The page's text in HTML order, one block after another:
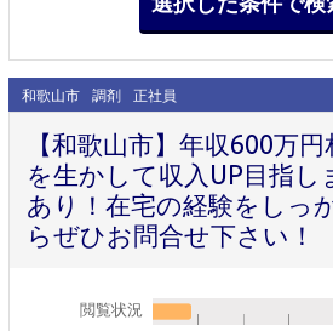
和歌山市 調剤 正社員
【和歌山市】年収600万
を生かして収入UP目指し
あり！在宅の経験をしっ
らぜひお問合せ下さい！
閲覧状況